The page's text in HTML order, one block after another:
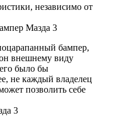
независимо от
бампер,
внешнему виду
было бы
не каждый владелец
позволить себе